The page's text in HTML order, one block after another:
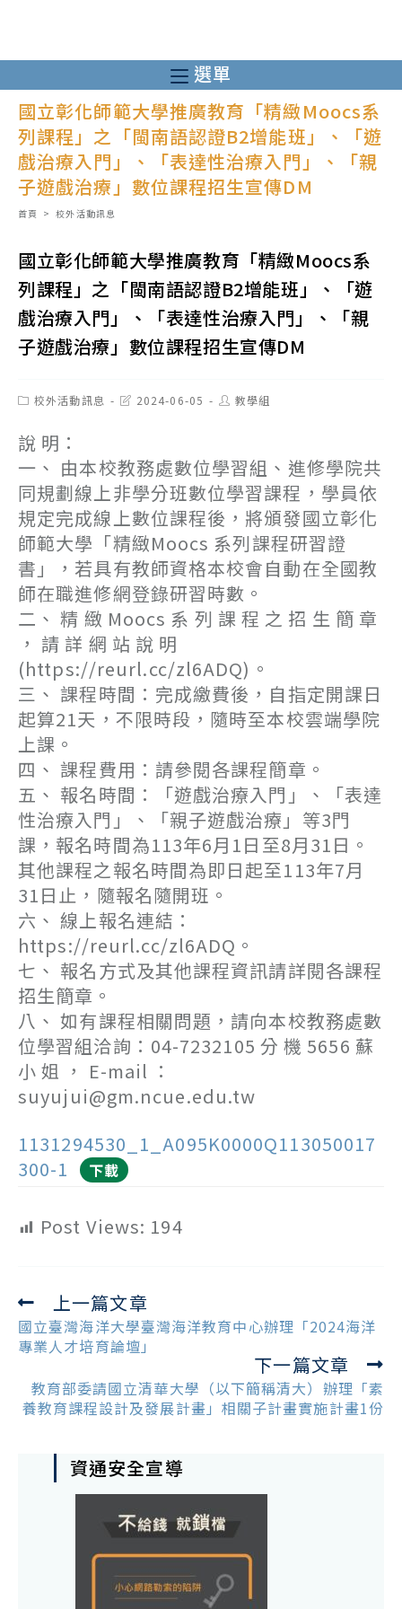
至
主
內
容
選單
國立彰化師範大學推廣教育「精緻Moocs系
列課程」之「閩南語認證B2增能班」、「遊
戲治療入門」、「表達性治療入門」、「親
子遊戲治療」數位課程招生宣傳DM
首頁 > 校外活動訊息
國立彰化師範大學推廣教育「精緻Moocs系
列課程」之「閩南語認證B2增能班」、「遊
戲治療入門」、「表達性治療入門」、「親
子遊戲治療」數位課程招生宣傳DM
Post校外活動訊息
Post2024-06-05
Post教學組
說 明：
一、 由本校教務處數位學習組、進修學院共
同規劃線上非學分班數位學習課程，學員依
規定完成線上數位課程後，將頒發國立彰化
師範大學「精緻Moocs 系列課程研習證
書」，若具有教師資格本校會自動在全國教
師在職進修網登錄研習時數。
二、 精 緻 Moocs 系 列 課 程 之 招 生 簡 章
， 請 詳 網 站 說 明
(https://reurl.cc/zl6ADQ)。
三、 課程時間：完成繳費後，自指定開課日
起算21天，不限時段，隨時至本校雲端學院
上課。
四、 課程費用：請參閱各課程簡章。
五、 報名時間：「遊戲治療入門」、「表達
性治療入門」、「親子遊戲治療」等3門
課，報名時間為113年6月1日至8月31日。
其他課程之報名時間為即日起至113年7月
31日止，隨報名隨開班。
六、 線上報名連結：
https://reurl.cc/zl6ADQ。
七、 報名方式及其他課程資訊請詳閱各課程
招生簡章。
八、 如有課程相關問題，請向本校教務處數
位學習組洽詢：04-7232105 分 機 5656 蘇
小 姐 ， E-mail ：
suyujui@gm.ncue.edu.tw
1131294530_1_A095K0000Q113050017
300-1
下載
Post Views: 194
Read
more
articles
上一篇文章
國立臺灣海洋大學臺灣海洋教育中心辦理「2024海洋
專業人才培育論壇」
下一篇文章
教育部委請國立清華大學（以下簡稱清大）辦理「素
養教育課程設計及發展計畫」相關子計畫實施計畫1份
資通安全宣導